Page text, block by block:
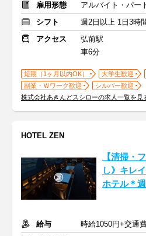
雇用形態
アルバイト・パー
シフト
週2日以上 1日3時
アクセス
弘前駅
車6分
短期（1ヶ月以内OK） 大学生歓迎
副業・Ｗワーク歓迎
シルバー歓迎
株式会社あきんどスシローの求人一覧を見
HOTEL ZEN
【清掃・
し》キレ
ホテル＊
給与
時給1050円+交通